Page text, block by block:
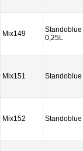
Mix149
Standoblue
0,25L
Mix151
Mix152